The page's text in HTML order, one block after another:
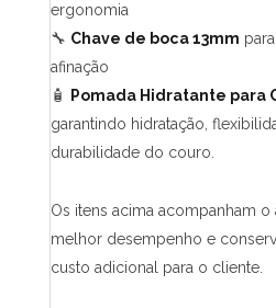
ergonomia
🔧 Chave de boca 13mm
afinação
🧴
Pomada Hidratante para
garantindo hidratação,
durabilidade do couro.
Os itens acima acompanham o
melhor desempenho e
custo adicional para o cliente.